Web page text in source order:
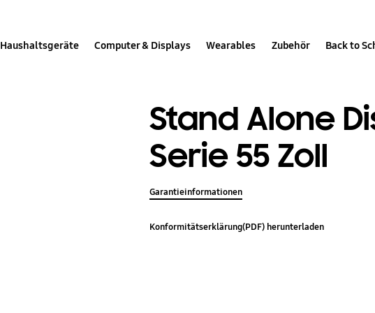
Haushaltsgeräte Computer & Displays Wearables Zubehör Back to
Stand Alone
Serie 55 Zoll
Garantieinformationen
Konformitätserklärung(PDF) herunterladen